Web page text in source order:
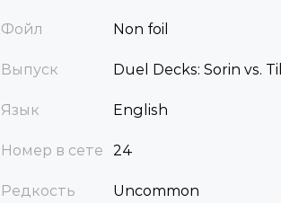
Фойл Non foil
Выпуск Duel Decks: Sorin vs.
Язык English
Номер в сете 24
Редкость Uncommon